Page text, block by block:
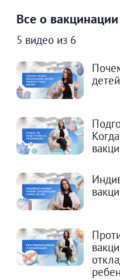
Все о вакцинации
5 видео из 6